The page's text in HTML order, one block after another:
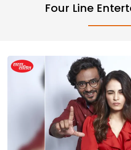
Four Line